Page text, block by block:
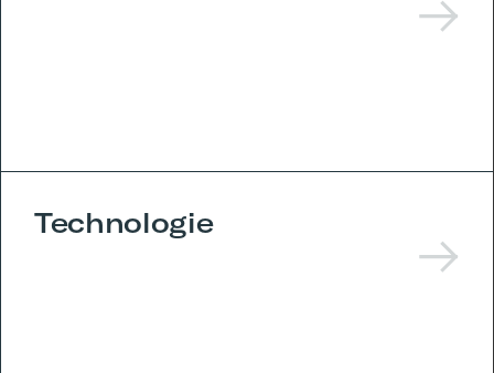
Technologie